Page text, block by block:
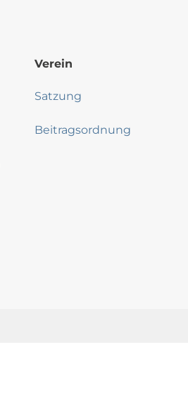
Verein
Satzung
Beitragsordnung